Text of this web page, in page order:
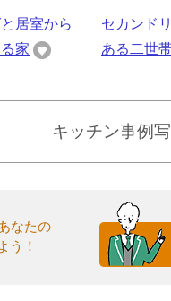
居室から
家
セカンド
ある二世
キッチン事例
なたの
う！